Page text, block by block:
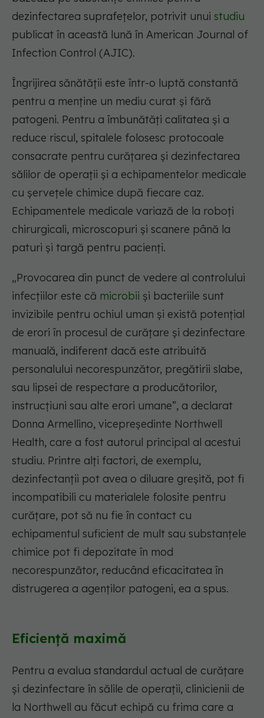
dezinfectarea suprafețelor, potrivit unui studiu
publicat în această lună în American Journal of
Infection Control (AJIC).
Îngrijirea sănătății este într-o luptă constantă
pentru a menține un mediu curat și fără
patogeni. Pentru a îmbunătăți calitatea și a
reduce riscul, spitalele folosesc protocoale
consacrate pentru curățarea și dezinfectarea
sălilor de operații și a echipamentelor medicale
cu șervețele chimice după fiecare caz.
Echipamentele medicale variază de la roboți
chirurgicali, microscopuri și scanere până la
paturi și targă pentru pacienți.
„Provocarea din punct de vedere al controlului
infecțiilor este că microbii și bacteriile sunt
invizibile pentru ochiul uman și există potențial
de erori în procesul de curățare și dezinfectare
manuală, indiferent dacă este atribuită
personalului necorespunzător, pregătirii slabe,
sau lipsei de respectare a producătorilor,
instrucțiuni sau alte erori umane”, a declarat
Donna Armellino, vicepreședinte Northwell
Health, care a fost autorul principal al acestui
studiu. Printre alți factori, de exemplu,
dezinfectanții pot avea o diluare greșită, pot fi
incompatibili cu materialele folosite pentru
curățare, pot să nu fie în contact cu
echipamentul suficient de mult sau substanțele
chimice pot fi depozitate în mod
necorespunzător, reducând eficacitatea în
distrugerea a agenților patogeni, ea a spus.
Eficiență maximă
Pentru a evalua standardul actual de curățare
și dezinfectare în sălile de operații, clinicienii de
la Northwell au făcut echipă cu frima care a